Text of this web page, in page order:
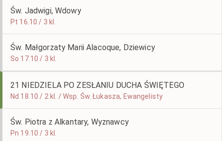
Św. Jadwigi, Wdowy
Pt 16.10 / 3 kl.
Św. Małgorzaty Marii Alacoque, Dziewicy
So 17.10 / 3 kl.
21 NIEDZIELA PO ZESŁANIU DUCHA ŚWIĘTEGO
Nd 18.10 / 2 kl. / Wsp. Św. Łukasza, Ewangelisty
Św. Piotra z Alkantary, Wyznawcy
Pn 19.10 / 3 kl.